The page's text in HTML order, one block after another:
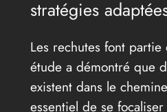
stratégies
Les rechutes font
étude a démontré que
existent dans le
essentiel de se